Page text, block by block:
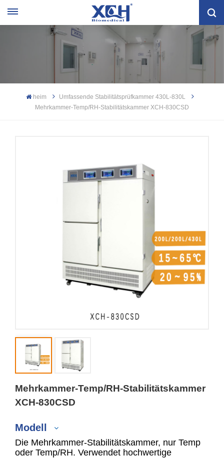
heim
Umfassende Stabilitätsprüfkammer 430L-830L
Mehrkammer-Temp/RH-Stabilitätskammer XCH-830CSD
Mehrkammer-Temp/RH-Stabilitätskammer
XCH-830CSD
Modell
Die Mehrkammer-Stabilitätskammer, nur Temp
oder Temp/RH. Verwendet hochwertige